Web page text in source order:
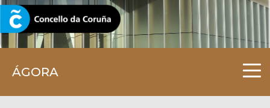
ÁGORA
CORUNA.GAL